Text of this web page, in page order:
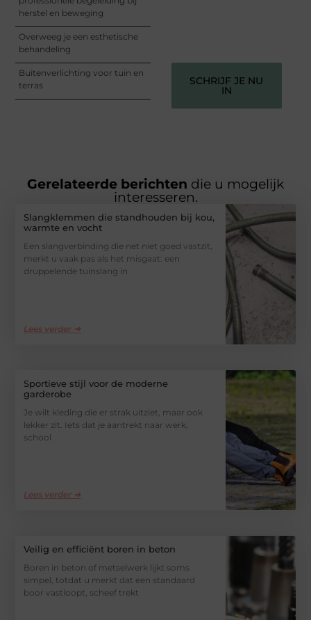
herstel en beweging
Overweeg je een esthetische
behandeling
Buitenverlichting voor tuin en
terras
SCHRIJF JE NU
IN
Gerelateerde berichten die u mogelijk
interesseren.
Slangklemmen die standhouden bij kou,
warmte en vocht
Een slangverbinding die net niet goed vastzit,
merkt u vaak pas als het misgaat: een
druppelende tuinslang in
Lees verder ➜
Sportieve stijl voor de moderne
garderobe
Je wilt kleding die er strak uitziet, maar ook
lekker zit. Iets dat je aantrekt naar werk,
school
Lees verder ➜
Veilig en efficiënt boren in beton
Boren in beton of metselwerk lijkt soms
simpel, totdat u merkt dat een standaard
boor vastloopt, scheef trekt